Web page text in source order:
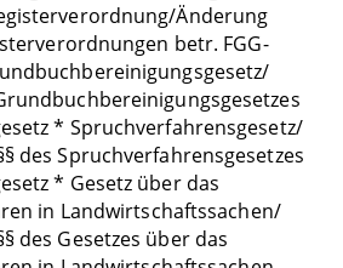
Änderung
betr. FGG-
* Spruchverfahrensgesetz/
des Spruchverfahrensgesetzes
* Gesetz über das
in Landwirtschaftssachen/
des Gesetzes über das